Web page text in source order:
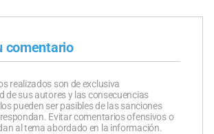
comentario
realizados son de exclusiva
de sus autores y las consecuencias
pueden ser pasibles de las sanciones
Evitar comentarios ofensivos o
al tema abordado en la información.